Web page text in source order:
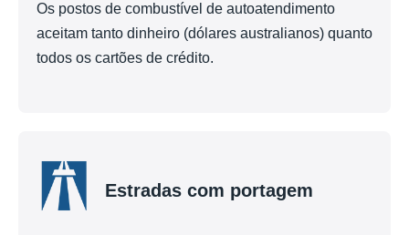
Os postos de combustível de autoatendimento
aceitam tanto dinheiro (dólares australianos) quanto
todos os cartões de crédito.
Estradas com portagem